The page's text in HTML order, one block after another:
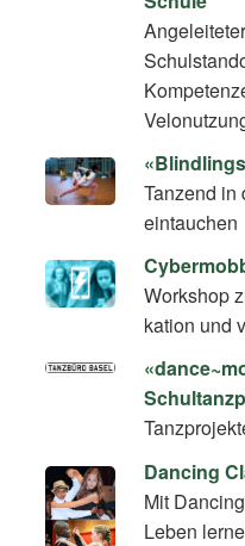
Tanzend in
eintauchen
Workshop
ka­ti­on und
Dancing
Mit
Leben